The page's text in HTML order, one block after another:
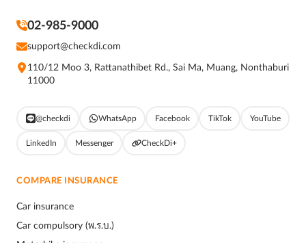
02-985-9000
support@checkdi.com
110/12 Moo 3, Rattanathibet Rd., Sai Ma, Muang, Nonthaburi
11000
@checkdi WhatsApp Facebook TikTok YouTube
LinkedIn Messenger CheckDi+
COMPARE INSURANCE
Car insurance
Car compulsory (พ.ร.บ.)